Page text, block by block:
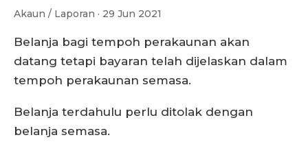
Akaun / Laporan · 29 Jun 2021
Belanja bagi tempoh perakaunan akan
datang tetapi bayaran telah dijelaskan dalam
tempoh perakaunan semasa.
Belanja terdahulu perlu ditolak dengan
belanja semasa.